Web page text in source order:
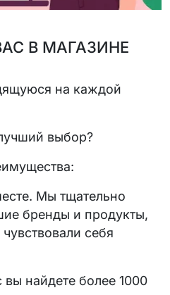
В МАГАЗИНЕ
на каждой
выбор?
Мы тщательно
бренды и продукты,
себя
найдете более 1000